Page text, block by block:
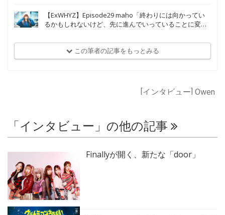
【ExWHYZ】Episode29 maho「終わりには向かってい
るかもしれないけど、先に進んでいっていることに変わ
この筆者の記事をもっとみる
[インタビュー] Owen
「インタビュー」の他の記事
Finallyが開く、新たな「door」